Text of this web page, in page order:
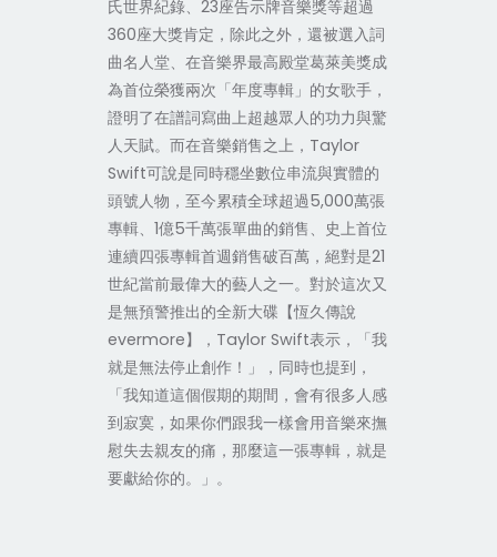
氏世界紀錄、23座告示牌音樂獎等超過
360座大獎肯定，除此之外，還被選入詞
曲名人堂、在音樂界最高殿堂葛萊美獎成
為首位榮獲兩次「年度專輯」的女歌手，
證明了在譜詞寫曲上超越眾人的功力與驚
人天賦。而在音樂銷售之上，Taylor
Swift可說是同時穩坐數位串流與實體的
頭號人物，至今累積全球超過5,000萬張
專輯、1億5千萬張單曲的銷售、史上首位
連續四張專輯首週銷售破百萬，絕對是21
世紀當前最偉大的藝人之一。對於這次又
是無預警推出的全新大碟【恆久傳說
evermore】，Taylor Swift表示，「我
就是無法停止創作！」，同時也提到，
「我知道這個假期的期間，會有很多人感
到寂寞，如果你們跟我一樣會用音樂來撫
慰失去親友的痛，那麼這一張專輯，就是
要獻給你的。」。